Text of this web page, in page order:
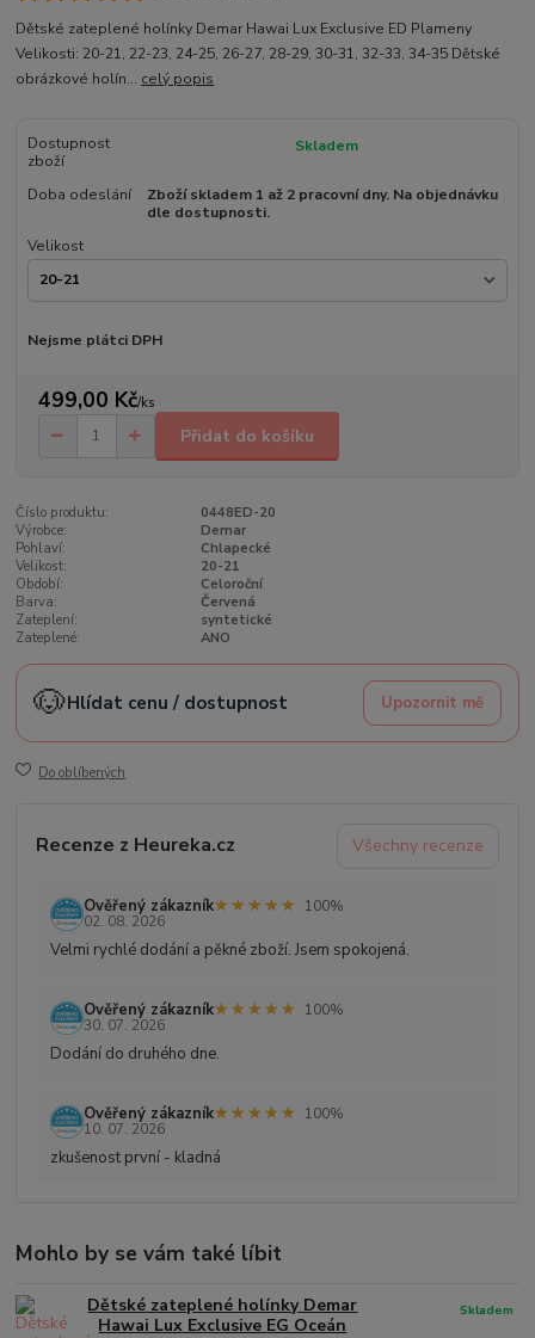
Dětské zateplené holínky Demar Hawai Lux Exclusive ED Plameny
Velikosti: 20-21, 22-23, 24-25, 26-27, 28-29, 30-31, 32-33, 34-35 Dětské
obrázkové holín... celý popis
Dostupnost
zboží
Skladem
Doba odeslání
Zboží skladem 1 až 2 pracovní dny. Na objednávku
dle dostupnosti.
Velikost
Nejsme plátci DPH
499,00 Kč/ks
Přidat do košíku
Číslo produktu:
0448ED-20
Výrobce:
Demar
Pohlaví:
Chlapecké
Velikost:
20-21
Období:
Celoroční
Barva:
Červená
Zateplení:
syntetické
Zateplené:
ANO
🐶Hlídat cenu / dostupnost Upozornit mě
Do oblíbených
Recenze z Heureka.cz Všechny recenze
Ověřený zákazník★★★★★
★★★★★
100%
02. 08. 2026
Velmi rychlé dodání a pěkné zboží. Jsem spokojená.
Ověřený zákazník★★★★★
★★★★★
100%
30. 07. 2026
Dodání do druhého dne.
Ověřený zákazník★★★★★
★★★★★
100%
10. 07. 2026
zkušenost první - kladná
Mohlo by se vám také líbit
Dětské zateplené holínky Demar
Hawai Lux Exclusive EG Oceán
Skladem